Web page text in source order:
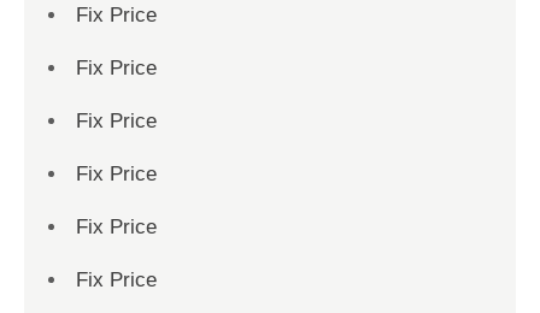
Fix Price
Fix Price
Fix Price
Fix Price
Fix Price
Fix Price